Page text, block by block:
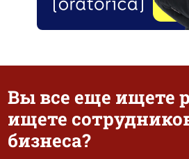
Вы все еще ищете
ищете
бизнеса?